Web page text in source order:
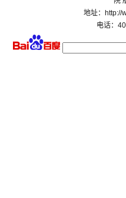
地址：http://
电话：